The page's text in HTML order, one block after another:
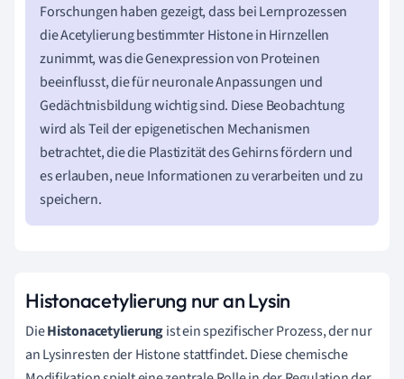
Forschungen haben gezeigt, dass bei Lernprozessen
die Acetylierung bestimmter Histone in Hirnzellen
zunimmt, was die Genexpression von Proteinen
beeinflusst, die für neuronale Anpassungen und
Gedächtnisbildung wichtig sind. Diese Beobachtung
wird als Teil der epigenetischen Mechanismen
betrachtet, die die Plastizität des Gehirns fördern und
es erlauben, neue Informationen zu verarbeiten und zu
speichern.
Histonacetylierung nur an Lysin
DieHistonacetylierungist ein spezifischer Prozess, der nur
an Lysinresten der Histone stattfindet. Diese chemische